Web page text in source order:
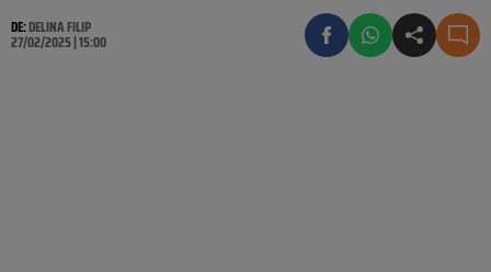
DE:DELINA FILIP
27/02/2025 | 15:00